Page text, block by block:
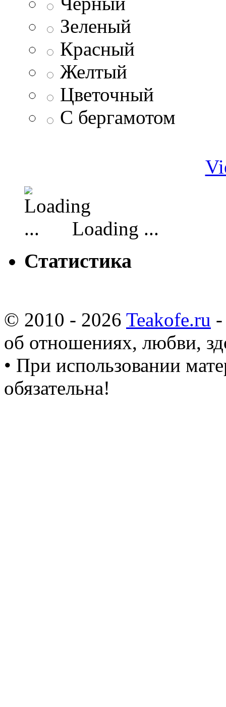
Зеленый
Красный
Желтый
Цветочный
С бергамотом
Loading ...
Статистика
© 2010 - 2026 Teakofe.ru
об отношениях, любви,
• При использовании
обязательна!